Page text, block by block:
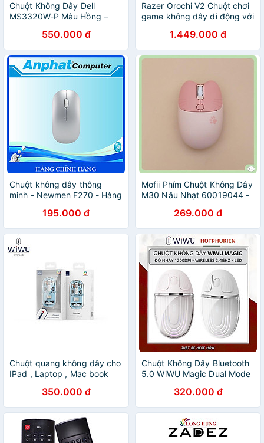
Chuột Không Dây Dell
MS3320W-P Màu Hồng –
550.000 đ
Razer Orochi V2 Chuột chơi
game không dây di động với
Hàng nhập khẩu
1.449.000 đ
Chuột không dây thông
minh - Newmen F270 - Hàng
195.000 đ
Mofii Phím Chuột Không Dây
M30 Nâu Nhạt 60019044 -
269.000 đ
Chuột quang không dây cho
IPad , Laptop , Mac book
Crystal WM105 thiết kế
trong suốt lộ cơ - hàng chính
hãng
350.000 đ
Chuột Không Dây Bluetooth
5.0 WiWU Magic Dual Mode
MacBook/Laptop, Kết Nối
2.4G, Độ nhạy 1200DPI
không độ trễ - Hàng nhập
320.000 đ